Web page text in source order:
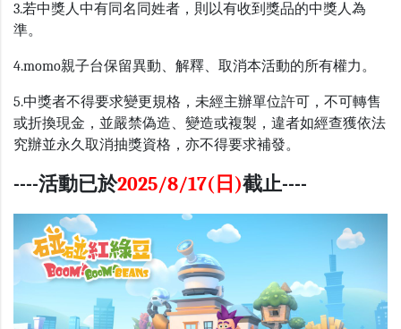
3.若中獎人中有同名同姓者，則以有收到獎品的中獎人為
準。
4.momo親子台保留異動、解釋、取消本活動的所有權力。
5.中獎者不得要求變更規格，未經主辦單位許可，不可轉售
或折換現金，並嚴禁偽造、變造或複製，違者如經查獲依法
究辦並永久取消抽獎資格，亦不得要求補發。
----活動已於2025/8/17(日)截止----